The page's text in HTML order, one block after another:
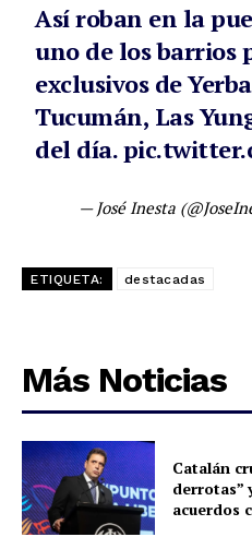
Así roban en la
uno de los barrios
exclusivos de
Tucumán, Las
del día.
— José Inesta
ETIQUETA: destacadas
Más Noticias
Catalán
derrotas”
acuerdos